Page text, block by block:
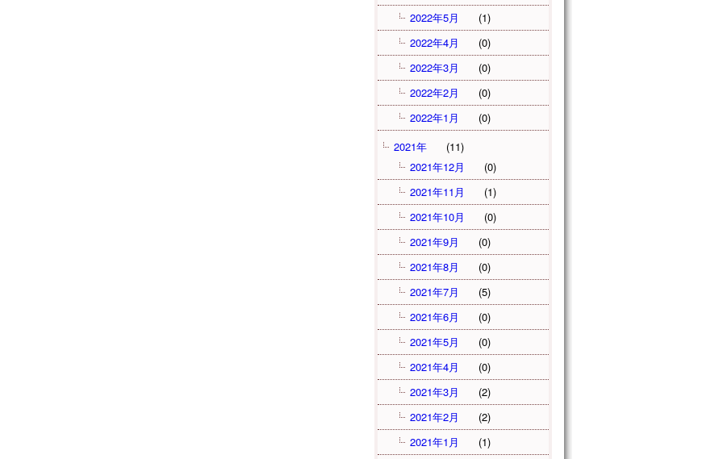
2022年5月
(1)
2022年4月
(0)
2022年3月
(0)
2022年2月
(0)
2022年1月
(0)
2021年
(11)
2021年12月
(0)
2021年11月
(1)
2021年10月
(0)
2021年9月
(0)
2021年8月
(0)
2021年7月
(5)
2021年6月
(0)
2021年5月
(0)
2021年4月
(0)
2021年3月
(2)
2021年2月
(2)
2021年1月
(1)